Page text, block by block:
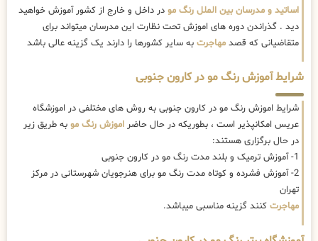
اساتید و مدرسان بین الملل رنگ مو در داخل و خارج از کشور آموزش خواهید
دید . گذراندن دوره های اموزش تحت نظارت این مدرسان میتواند برای
متقاضیانی که قصد مهاجرت به سایر کشورها را دارند یک گزینه عالی باشد
شرایط آموزش رنگ مو در کارون جنوبی
شرایط اموزش رنگ مو در کارون جنوبی به روش های مختلفی در اموزشگاه
عریس امکانپذیر است ، بطوریکه در حال حاضر اموزش رنگ مو به طریق زیر
در حال برگزاری هستند:
1- آموزش ترمیک و بلند مدت رنگ مو در کارون جنوبی
2- آموزش فشرده و کوتاه مدت رنگ مو برای هنرجویان شهرستانی در مرکز
تهران
مهاجرت کنند گزینه مناسبی میباشد.